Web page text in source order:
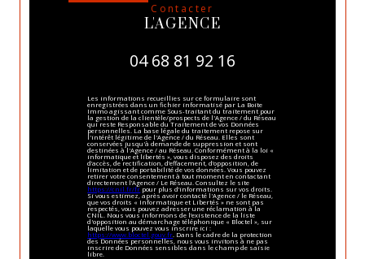
contacter
L'AGENCE
04 68 81 92 16
Les informations recueillies sur ce formulaire sont
enregistrées dans un fichier informatisé par La Boite
Immo agissant comme Sous-traitant du traitement pour
la gestion de la clientèle/prospects de l'Agence / du Réseau
qui reste Responsable du Traitement de vos Données
personnelles. La base légale du traitement repose sur
l'intérêt légitime de l'Agence / du Réseau. Elles sont
conservées jusqu'à demande de suppression et sont
destinées à l'Agence / au Réseau. Conformément à la loi «
informatique et libertés », vous disposez des droits
d’accès, de rectification, d’effacement, d’opposition, de
limitation et de portabilité de vos données. Vous pouvez
retirer votre consentement à tout moment en contactant
directement l’Agence / Le Réseau. Consultez le site
https://cnil.fr/fr pour plus d’informations sur vos droits.
Si vous estimez, après avoir contacté l'Agence / le Réseau,
que vos droits « Informatique et Libertés » ne sont pas
respectés, vous pouvez adresser une réclamation à la
CNIL. Nous vous informons de l’existence de la liste
d'opposition au démarchage téléphonique « Bloctel », sur
laquelle vous pouvez vous inscrire ici :
https://www.bloctel.gouv.fr . Dans le cadre de la protection
des Données personnelles, nous vous invitons à ne pas
inscrire de Données sensibles dans le champ de saisie
libre.